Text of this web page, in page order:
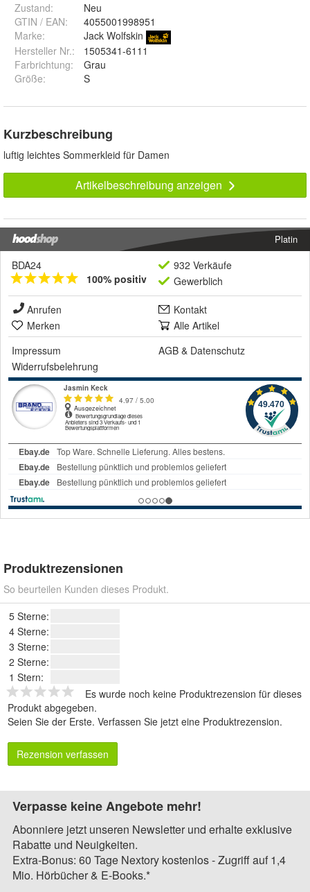
Zustand:
Neu
GTIN / EAN:
4055001998951
Marke:
Jack Wolfskin
Hersteller Nr.:
1505341-6111
Farbrichtung:
Grau
Größe: S
Kurzbeschreibung
luftig leichtes Sommerkleid für Damen
Artikelbeschreibung anzeigen
Platin
BDA24
100% positiv
932 Verkäufe
Gewerblich
Anrufen
Kontakt
Merken
Alle Artikel
Impressum
AGB & Datenschutz
Widerrufsbelehrung
Produktrezensionen
So beurteilen Kunden dieses Produkt.
5 Sterne:
4 Sterne:
3 Sterne:
2 Sterne:
1 Stern:
Es wurde noch keine Produktrezension für dieses
Produkt abgegeben.
Seien Sie der Erste. Verfassen Sie jetzt eine Produktrezension.
Rezension verfassen
Verpasse keine Angebote mehr!
Abonniere jetzt unseren Newsletter und erhalte exklusive
Rabatte und Neuigkeiten.
Extra-Bonus: 60 Tage Nextory kostenlos - Zugriff auf 1,4
Mio. Hörbücher & E-Books.*